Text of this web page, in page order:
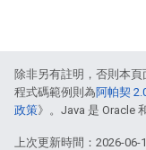
除非另有註明，否則本頁
程式碼範例則為阿帕契
政策》。Java 是 Oracle
上次更新時間：2026-06-